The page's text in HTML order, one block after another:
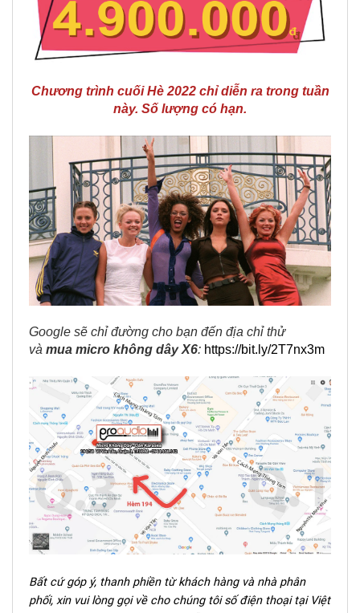
Chương trình cuối Hè 2022 chỉ diễn ra trong tuần
này. Số lượng có hạn.
Google sẽ chỉ đường cho bạn đến địa chỉ thử
và mua micro không dây X6: https://bit.ly/2T7nx3m
Bất cứ góp ý, thanh phiền từ khách hàng và nhà phân
phối, xin vui lòng gọi về cho chúng tôi số điện thoại tại Việt